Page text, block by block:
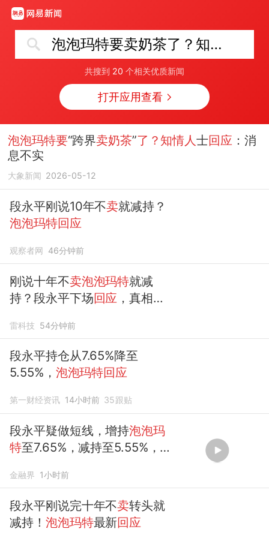
泡泡玛特要卖奶茶了？知情人回应
共搜到 20 个相关优质新闻
打开应用查看
泡泡玛特要“跨界卖奶茶”了？知情人士回应 ：消
息不实
大象新闻 2026-05-12
段永平刚说10年不卖就减持？
泡泡玛特回应
观察者网 46分钟前
刚说十年不卖泡泡玛特就减
持？段永平下场回应 ，真相反
雷科技 54分钟前
段永平持仓从7.65%降至
5.55%， 泡泡玛特回应
第一财经资讯 14小时前 35跟贴
段永平疑做短线，增持泡泡玛
特至7.65%，减持至5.55%，
金融界 1小时前
段永平刚说完十年不卖转头就
减持！泡泡玛特最新回应